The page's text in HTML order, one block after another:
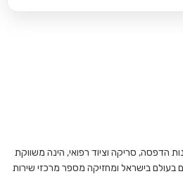
הדפסה, סריקה וציוד רפואי, הינה משווקת
בעולם בישראל ומחזיקה מספר מרכזי שירות